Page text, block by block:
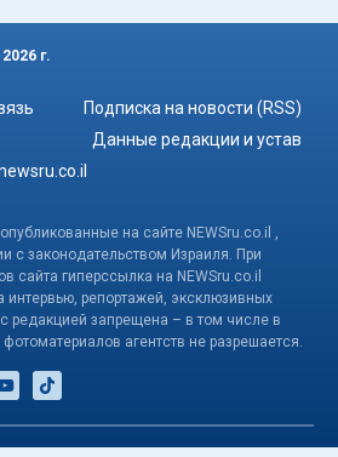
г.
Подписка на новости (RSS)
Данные редакции и устав
на сайте NEWSru.co.il ,
с законодательством Израиля. При
сайта гиперссылка на NEWSru.co.il
интервью, репортажей, эксклюзивных
редакцией запрещена – в том числе в
агентств не разрешается.